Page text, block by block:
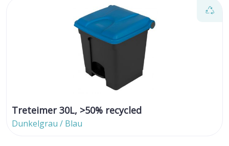
Treteimer 30L, >50% recycled
Dunkelgrau / Blau